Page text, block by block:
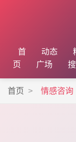
首
页
动态
广场
首页 > 情感咨询